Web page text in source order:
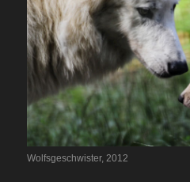
Wolfsgeschwister, 2012